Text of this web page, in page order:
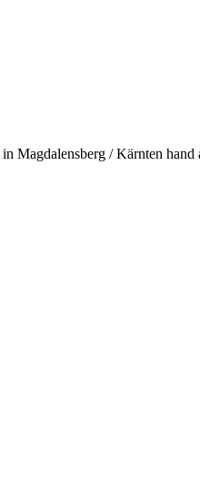
Magdalensberg / Kärnten